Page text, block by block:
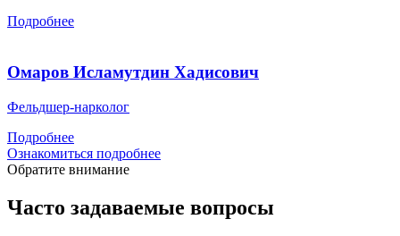
Подробнее
Омаров Исламутдин Хадисович
Фельдшер-нарколог
Подробнее
Ознакомиться подробнее
Обратите внимание
Часто задаваемые вопросы